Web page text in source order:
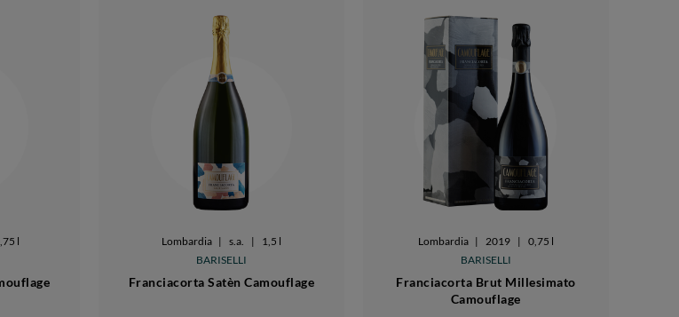
l
Lombardia | s.a. |
1,5 l
BARISELLI
Franciacorta Satèn Camouflage
Lombardia | 2019 | 0,75 l
BARISELLI
Franciacorta Brut Millesimato
Camouflage